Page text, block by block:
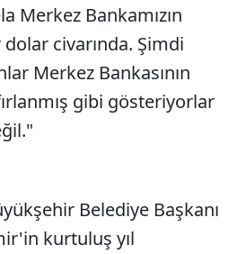
Merkez Bankamızın
civarında. Şimdi
Merkez Bankasının
gibi gösteriyorlar
Belediye Başkanı
kurtuluş yıl